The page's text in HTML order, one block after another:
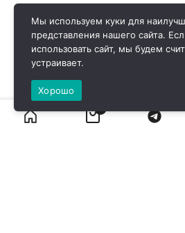
Мы используем куки для
представления нашего сайта.
использовать сайт, мы будем
устраивает.
Хорошо